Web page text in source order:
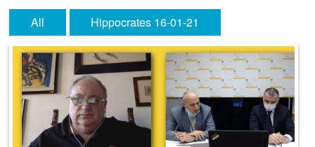
All Hippocrates 16-01-21